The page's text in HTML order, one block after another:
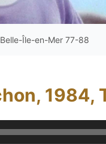
Île-en-Mer 77-88
1984,